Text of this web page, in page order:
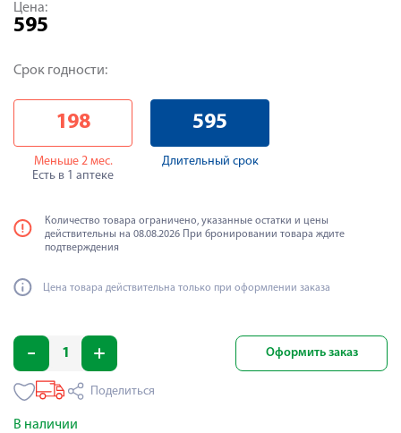
Цена:
595
Срок годности:
198
Меньше 2 мес.
Есть в 1 аптеке
595
Длительный срок
Количество товара ограничено, указанные остатки и цены
действительны на 08.08.2026 При бронировании товара ждите
подтверждения
Цена товара действительна только при оформлении заказа
Оформить заказ
Поделиться
В наличии